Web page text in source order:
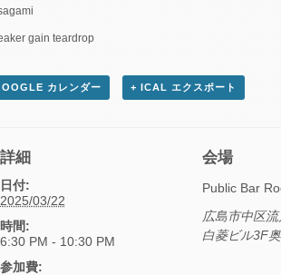
gain teardrop
カレンダー + ICAL エクスポート
詳細
日付:
2025/03/22
時間:
6:30 PM - 10:30 PM
参加費:
会場
Public Bar
広島市中区
白菱ビル3F奥